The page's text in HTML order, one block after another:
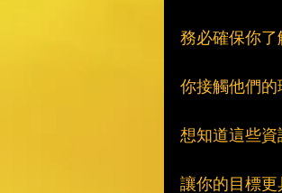
務必確保你了
你接觸他們的
想知道這些資
讓你的目標更